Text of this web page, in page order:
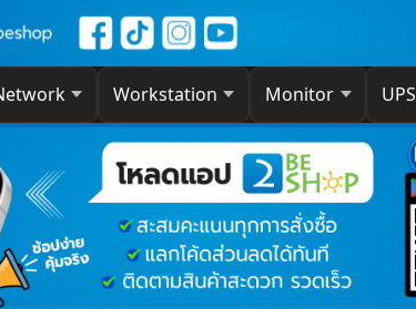
Workstation Monitor UPS